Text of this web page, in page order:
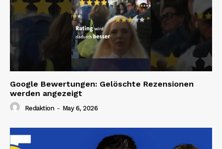
Google Bewertungen: Gelöschte Rezensionen
werden angezeigt
Redaktion - May 6, 2026